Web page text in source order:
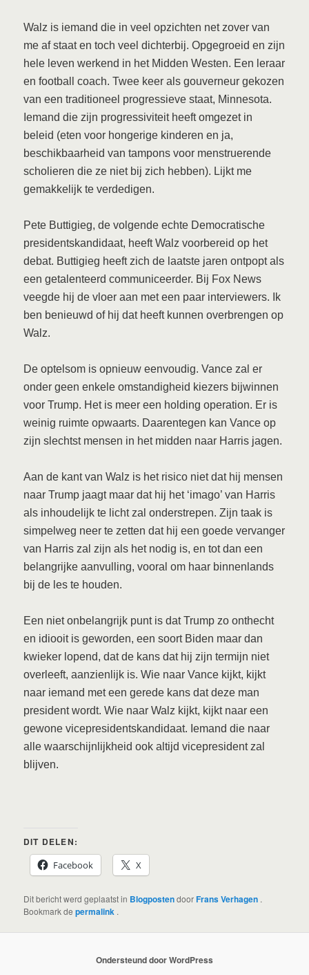
Walz is iemand die in veel opzichten net zover van
me af staat en toch veel dichterbij. Opgegroeid en zijn
hele leven werkend in het Midden Westen. Een leraar
en football coach. Twee keer als gouverneur gekozen
van een traditioneel progressieve staat, Minnesota.
Iemand die zijn progressiviteit heeft omgezet in
beleid (eten voor hongerige kinderen en ja,
beschikbaarheid van tampons voor menstruerende
scholieren die ze niet bij zich hebben). Lijkt me
gemakkelijk te verdedigen.
Pete Buttigieg, de volgende echte Democratische
presidentskandidaat, heeft Walz voorbereid op het
debat. Buttigieg heeft zich de laatste jaren ontpopt als
een getalenteerd communiceerder. Bij Fox News
veegde hij de vloer aan met een paar interviewers. Ik
ben benieuwd of hij dat heeft kunnen overbrengen op
Walz.
De optelsom is opnieuw eenvoudig. Vance zal er
onder geen enkele omstandigheid kiezers bijwinnen
voor Trump. Het is meer een holding operation. Er is
weinig ruimte opwaarts. Daarentegen kan Vance op
zijn slechtst mensen in het midden naar Harris jagen.
Aan de kant van Walz is het risico niet dat hij mensen
naar Trump jaagt maar dat hij het ‘imago’ van Harris
als inhoudelijk te licht zal onderstrepen. Zijn taak is
simpelweg neer te zetten dat hij een goede vervanger
van Harris zal zijn als het nodig is, en tot dan een
belangrijke aanvulling, vooral om haar binnenlands
bij de les te houden.
Een niet onbelangrijk punt is dat Trump zo onthecht
en idiooit is geworden, een soort Biden maar dan
kwieker lopend, dat de kans dat hij zijn termijn niet
overleeft, aanzienlijk is. Wie naar Vance kijkt, kijkt
naar iemand met een gerede kans dat deze man
president wordt. Wie naar Walz kijkt, kijkt naar een
gewone vicepresidentskandidaat. Iemand die naar
alle waarschijnlijkheid ook altijd vicepresident zal
blijven.
DIT DELEN:
Facebook
X
Dit bericht werd geplaatst in BlogpostendoorFrans Verhagen .
Bookmark depermalink .
Ondersteund door WordPress